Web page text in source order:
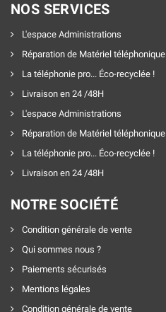
NOS SERVICES
L'espace Administrations
Réparation de Matériel téléphonique
La téléphonie pro... Éco-recyclée !
Livraison en 24 /48H
L'espace Administrations
Réparation de Matériel téléphonique
La téléphonie pro... Éco-recyclée !
Livraison en 24 /48H
NOTRE SOCIÉTÉ
Condition générale de vente
Qui sommes nous ?
Paiements sécurisés
Mentions légales
Condition générale de vente